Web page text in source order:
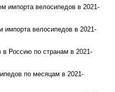
импорта велосипедов в 2021-
импорта велосипедов в 2021-
в Россию по странам в 2021-
по месяцам в 2021-